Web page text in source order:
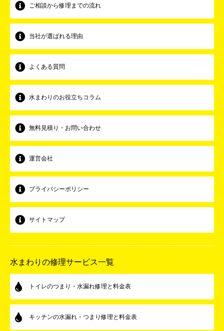
ご相談から修理までの流れ
当社が選ばれる理由
よくある質問
水まわりのお役立ちコラム
無料見積り・お問い合わせ
運営会社
プライバシーポリシー
サイトマップ
水まわりの修理サービス一覧
トイレのつまり・水漏れ修理と料金表
キッチンの水漏れ・つまり修理と料金表